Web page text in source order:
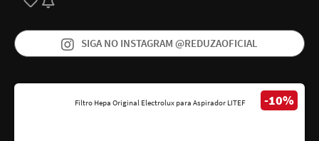
SIGA NO INSTAGRAM @REDUZAOFICIAL
Filtro Hepa Original Electrolux para Aspirador LITEF -10%